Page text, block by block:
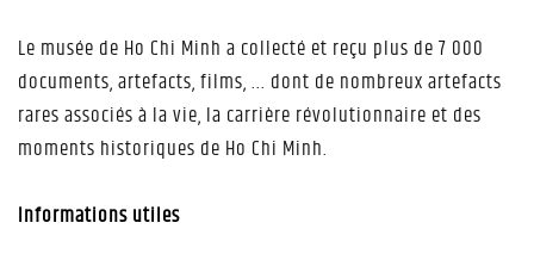
Le musée de Ho Chi Minh a collecté et reçu plus de 7 000
documents, artefacts, films, ... dont de nombreux artefacts
rares associés à la vie, la carrière révolutionnaire et des
moments historiques de Ho Chi Minh.
Informations utiles